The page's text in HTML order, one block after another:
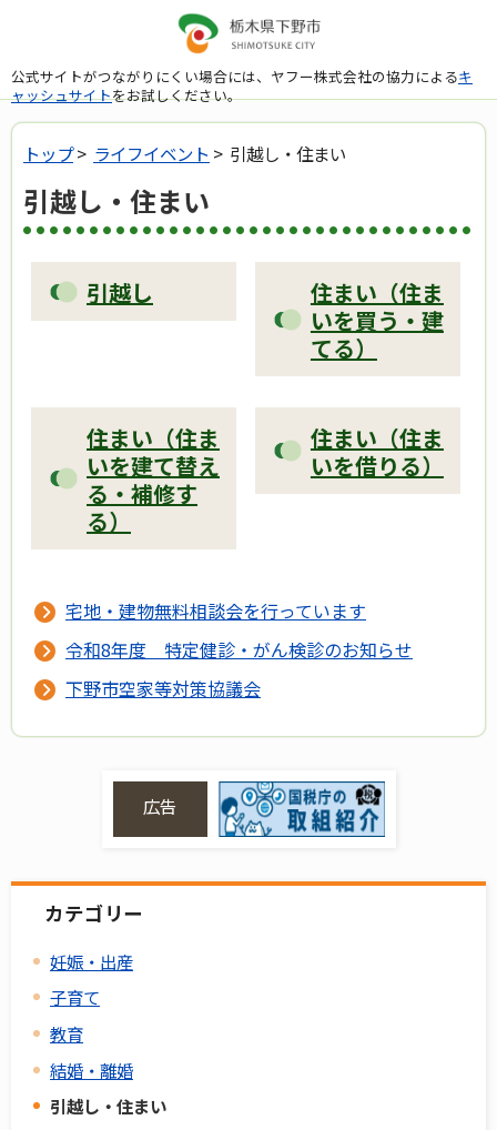
公式サイトがつながりにくい場合には、ヤフー株式会社の協力によるキ
ャッシュサイトをお試しください。
トップ> ライフイベント > 引越し・住まい
引越し・住まい
引越し
住まい（住ま
いを買う・建
てる）
住まい（住ま
いを建て替え
る・補修す
る）
住まい（住ま
いを借りる）
宅地・建物無料相談会を行っています
令和8年度 特定健診・がん検診のお知らせ
下野市空家等対策協議会
広告
カテゴリー
妊娠・出産
子育て
教育
結婚・離婚
引越し・住まい